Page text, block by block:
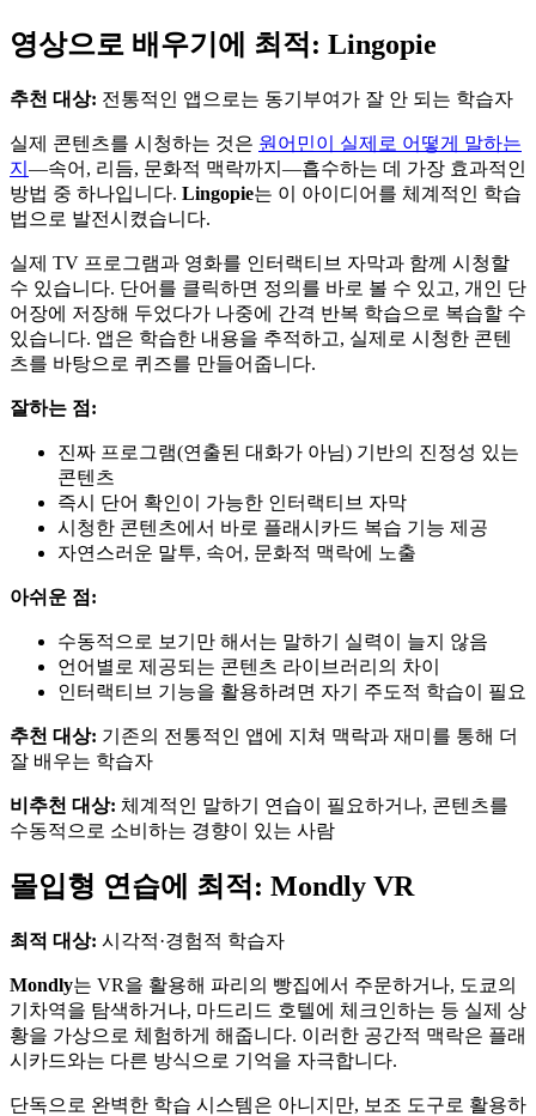
영상으로 배우기에 최적: Lingopie
추천 대상: 전통적인 앱으로는 동기부여가 잘 안 되는 학습자
실제 콘텐츠를 시청하는 것은 원어민이 실제로 어떻게 말하는
지 —속어, 리듬, 문화적 맥락까지—흡수하는 데 가장 효과적인
방법 중 하나입니다. Lingopie는 이 아이디어를 체계적인 학습
법으로 발전시켰습니다.
실제 TV 프로그램과 영화를 인터랙티브 자막과 함께 시청할
수 있습니다. 단어를 클릭하면 정의를 바로 볼 수 있고, 개인 단
어장에 저장해 두었다가 나중에 간격 반복 학습으로 복습할 수
있습니다. 앱은 학습한 내용을 추적하고, 실제로 시청한 콘텐
츠를 바탕으로 퀴즈를 만들어줍니다.
잘하는 점:
진짜 프로그램(연출된 대화가 아님) 기반의 진정성 있는
콘텐츠
즉시 단어 확인이 가능한 인터랙티브 자막
시청한 콘텐츠에서 바로 플래시카드 복습 기능 제공
자연스러운 말투, 속어, 문화적 맥락에 노출
아쉬운 점:
수동적으로 보기만 해서는 말하기 실력이 늘지 않음
언어별로 제공되는 콘텐츠 라이브러리의 차이
인터랙티브 기능을 활용하려면 자기 주도적 학습이 필요
추천 대상: 기존의 전통적인 앱에 지쳐 맥락과 재미를 통해 더
잘 배우는 학습자
비추천 대상: 체계적인 말하기 연습이 필요하거나, 콘텐츠를
수동적으로 소비하는 경향이 있는 사람
몰입형 연습에 최적: Mondly VR
최적 대상: 시각적·경험적 학습자
Mondly는 VR을 활용해 파리의 빵집에서 주문하거나, 도쿄의
기차역을 탐색하거나, 마드리드 호텔에 체크인하는 등 실제 상
황을 가상으로 체험하게 해줍니다. 이러한 공간적 맥락은 플래
시카드와는 다른 방식으로 기억을 자극합니다.
단독으로 완벽한 학습 시스템은 아니지만, 보조 도구로 활용하